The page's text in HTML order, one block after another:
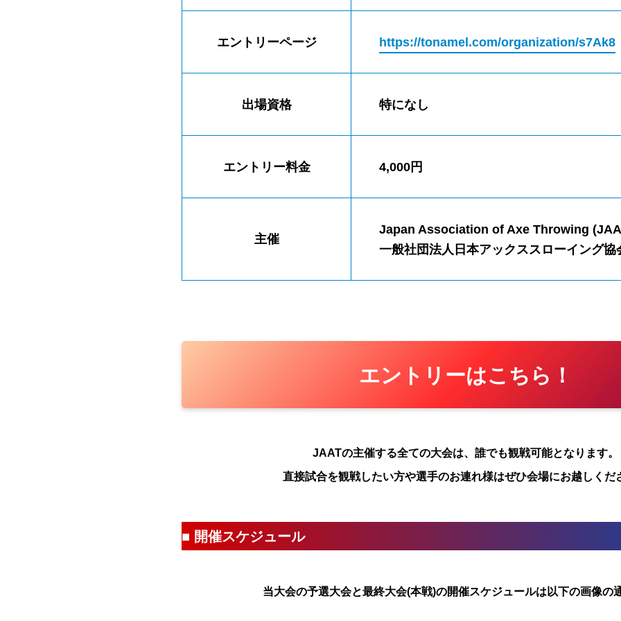
エントリーページ https://tonamel.com/organization/s7Ak8
出場資格 特になし
エントリー料金 4,000円
主催
Japan Association of Axe Throwing
一般社団法人日本アックススローイング協
エントリーはこちら！
JAATの主催する全ての大会は、誰でも観戦可能となります。
直接試合を観戦したい方や選手のお連れ様はぜひ会場にお越しくだ
■ 開催スケジュール
当大会の予選大会と最終大会(本戦)の開催スケジュールは以下の画像の